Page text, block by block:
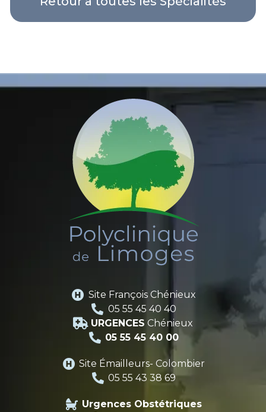
Site François Chénieux
05 55 45 40 40
URGENCES Chénieux
05 55 45 40 00
Site Émailleurs- Colombier
05 55 43 38 69
Urgences Obstétriques